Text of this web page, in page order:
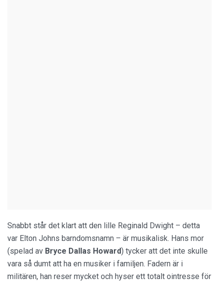
Snabbt står det klart att den lille Reginald Dwight – detta
var Elton Johns barndomsnamn – är musikalisk. Hans mor
(spelad av Bryce Dallas Howard) tycker att det inte skulle
vara så dumt att ha en musiker i familjen. Fadern är i
militären, han reser mycket och hyser ett totalt ointresse för